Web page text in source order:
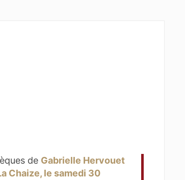
de Gabrielle Hervouet
Chaize, le samedi 30